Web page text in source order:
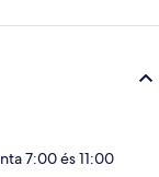
7:00 és 11:00